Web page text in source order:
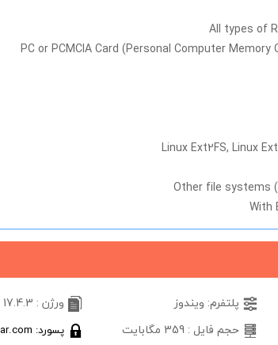
All types of
PC or PCMCIA Card (Personal Computer
Linux Ext2FS, Linux
Other file systems
With
پلتفرم: ویندوز
ورژن : 17.4.3
حجم فایل : 359 مگابایت پسورد: softabzar.com